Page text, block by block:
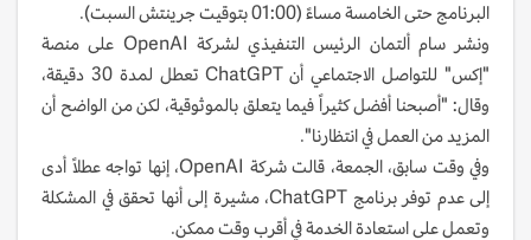
البرنامج حتى الخامسة مساءً (01:00 بتوقيت جرينتش السبت).
ونشر سام ألتمان الرئيس التنفيذي لشركة OpenAI على منصة
"إكس" للتواصل الاجتماعي أن ChatGPT تعطل لمدة 30 دقيقة،
وقال: "أصبحنا أفضل كثيراً فيما يتعلق بالموثوقية، لكن من الواضح أن
المزيد من العمل في انتظارنا".
وفي وقت سابق، الجمعة، قالت شركة OpenAI، إنها تواجه عطلاً أدى
إلى عدم توفر برنامج ChatGPT، مشيرة إلى أنها تحقق في المشكلة
وتعمل على استعادة الخدمة في أقرب وقت ممكن.